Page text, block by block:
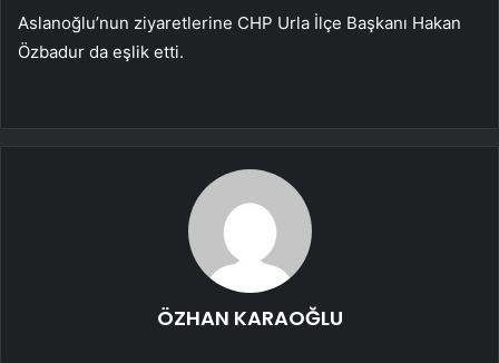
Aslanoğlu’nun ziyaretlerine CHP Urla İlçe Başkanı Hakan
Özbadur da eşlik etti.
ÖZHAN KARAOĞLU